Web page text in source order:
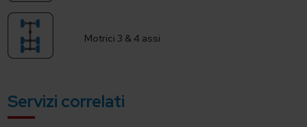
Motrici 3 & 4 assi
Servizi correlati